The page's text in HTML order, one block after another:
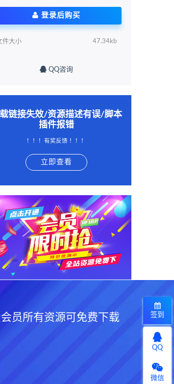
登录后购买
件大小 47.34kb
QQ咨询
载链接失效/资源描述有误/脚本
插件报错
！！！有奖反馈 ！！！
立即查看
员所有资源可免费下载 签到
QQ
微信